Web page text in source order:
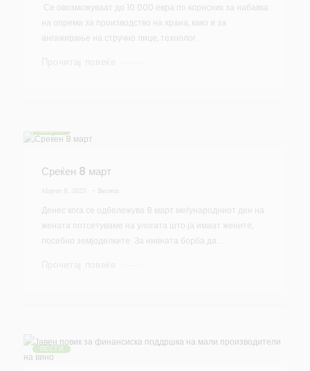
Се овозможуваат до 10.000 евра по корисник за набавка
на опрема за производство на храна, како и за
ангажирање на стручно лице, технолог.
Прочитај повеќе
ВЕСТИ
Среќен 8 март
Март 8, 2023 Вести
Денес кога се одбележува 8 март меѓународниот ден на
жената потсетуваме на улогата што ја имаат жените,
посебно земјоделките. За нивната борба да...
Прочитај повеќе
ВЕСТИ